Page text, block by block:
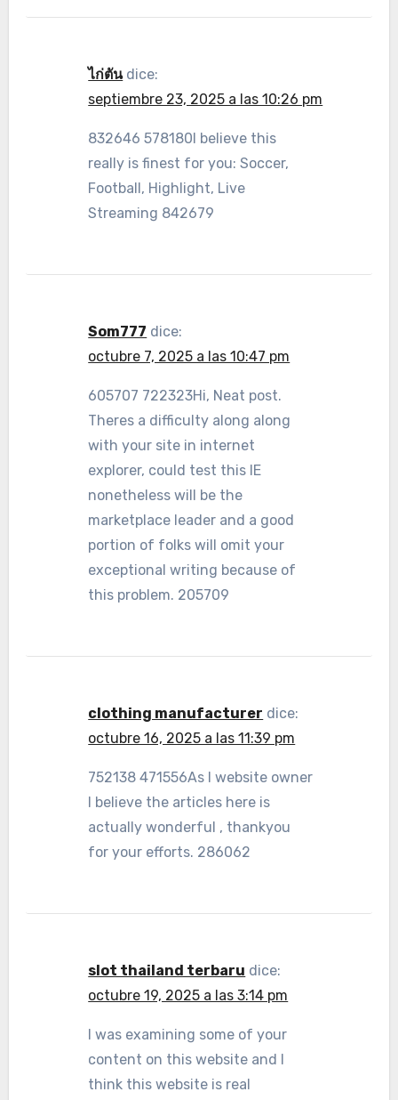
ไก่ตัน dice:
septiembre 23, 2025 a las 10:26 pm
832646 578180I believe this
really is finest for you: Soccer,
Football, Highlight, Live
Streaming 842679
Som777 dice:
octubre 7, 2025 a las 10:47 pm
605707 722323Hi, Neat post.
Theres a difficulty along along
with your site in internet
explorer, could test this IE
nonetheless will be the
marketplace leader and a good
portion of folks will omit your
exceptional writing because of
this problem. 205709
clothing manufacturer dice:
octubre 16, 2025 a las 11:39 pm
752138 471556As I website owner
I believe the articles here is
actually wonderful , thankyou
for your efforts. 286062
slot thailand terbaru dice:
octubre 19, 2025 a las 3:14 pm
I was examining some of your
content on this website and I
think this website is real